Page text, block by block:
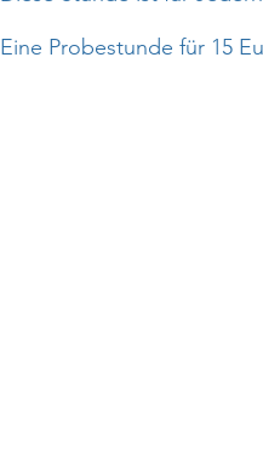
Eine Probestunde für 15